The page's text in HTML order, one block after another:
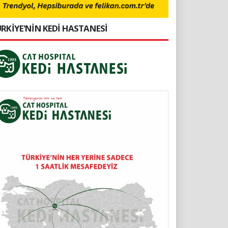
KEDİ HASTANESİ